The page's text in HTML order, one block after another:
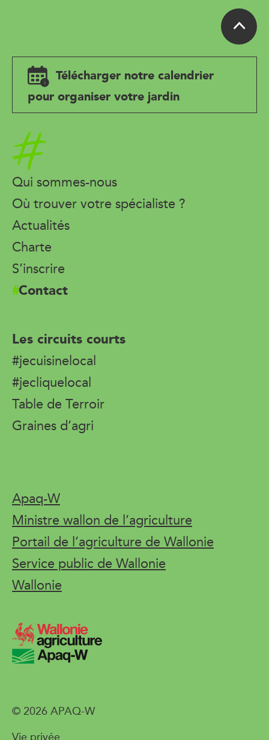
Télécharger notre calendrier
pour organiser votre jardin
Accueil
Qui sommes-nous
Où trouver votre spécialiste ?
Actualités
Charte
S’inscrire
Contact
Les circuits courts
#jecuisinelocal
#jecliquelocal
Table de Terroir
Graines d’agri
Apaq-W
Ministre wallon de l’agriculture
Portail de l’agriculture de Wallonie
Service public de Wallonie
Wallonie
© 2026 APAQ-W